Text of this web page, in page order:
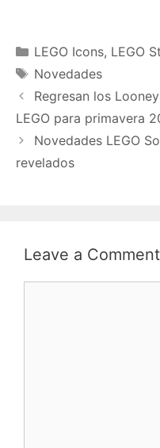
Categories
LEGO Icons, LEGO
Tags
Novedades
Regresan los
LEGO para primavera
Novedades LEGO
revelados
Leave a Comment